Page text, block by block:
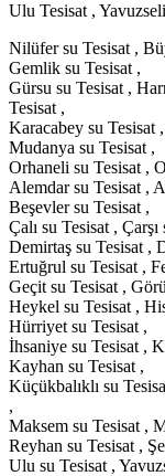
Ulu Tesisat ,
Nilüfer su Tesisat ,
Gemlik su Tesisat ,
Gürsu su Tesisat ,
Tesisat ,
Karacabey su Tesisat
Mudanya su Tesisat ,
Orhaneli su Tesisat ,
Alemdar su Tesisat ,
Beşevler su Tesisat ,
Çalı su Tesisat ,
Demirtaş su Tesisat ,
Ertuğrul su Tesisat ,
Geçit su Tesisat ,
Heykel su Tesisat ,
Hürriyet su Tesisat ,
İhsaniye su Tesisat ,
Kayhan su Tesisat ,
Küçükbalıklı su
,
Maksem su Tesisat ,
Reyhan su Tesisat ,
Ulu su Tesisat ,